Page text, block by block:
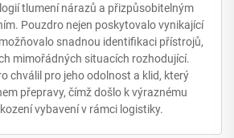
tlumení nárazů a přizpůsobitelným
Pouzdro nejen poskytovalo vynikající
snadnou identifikaci přístrojů,
mimořádných situacích rozhodující.
chválil pro jeho odolnost a klid, který
přepravy, čímž došlo k výraznému
vybavení v rámci logistiky.